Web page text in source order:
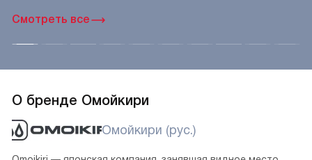
Смотреть все
О бренде Омойкири
Омойкири (рус.)